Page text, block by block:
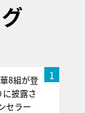
1
8組が登
披露さ
セラー